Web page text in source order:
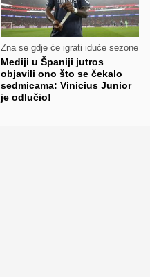
Zna se gdje će igrati iduće sezone
Mediji u Španiji jutros
objavili ono što se čekalo
sedmicama: Vinicius Junior
je odlučio!